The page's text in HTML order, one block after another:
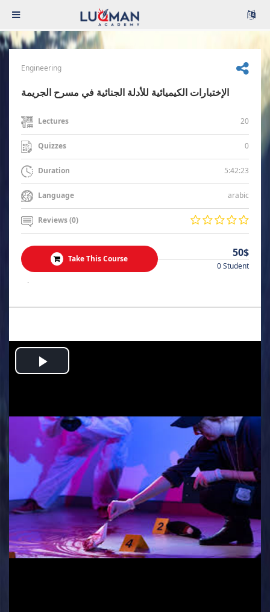
Engineering
الإختبارات الكيميائية للأدلة الجنائية في مسرح الجريمة
Lectures 20
Quizzes 0
Duration 5:42:23
Language arabic
Reviews (0)
Take This Course 50$
0 Student
.
Play